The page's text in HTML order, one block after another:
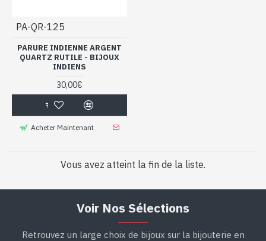
PA-QR-125
PARURE INDIENNE ARGENT
QUARTZ RUTILE - BIJOUX
INDIENS
30,00€
Acheter Maintenant
Vous avez atteint la fin de la liste.
Voir Nos Sélections
Retrouvez un large choix de bijoux sur la bijouterie en